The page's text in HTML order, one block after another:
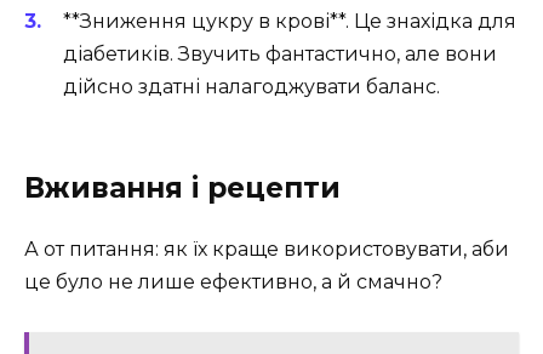
**Зниження цукру в крові**. Це знахідка для
діабетиків. Звучить фантастично, але вони
дійсно здатні налагоджувати баланс.
Вживання і рецепти
А от питання: як їх краще використовувати, аби
це було не лише ефективно, а й смачно?